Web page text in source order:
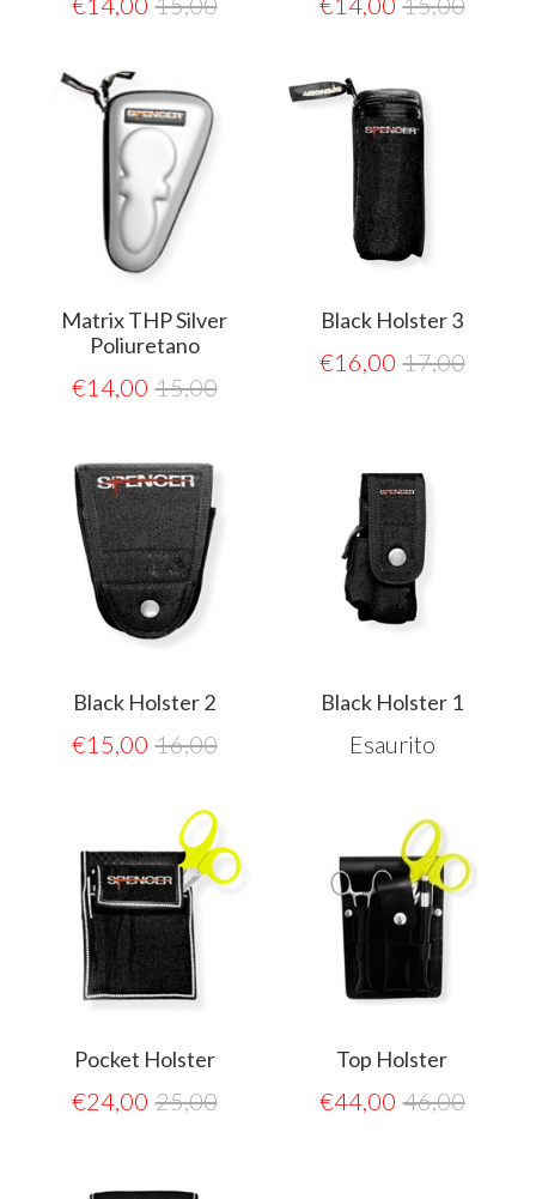
Matrix THP Silver
Poliuretano
€14,00 15,00
Black Holster 3
€16,00 17,00
Black Holster 2
€15,00 16,00
Black Holster 1
Esaurito
Pocket Holster
€24,00 25,00
Top Holster
€44,00 46,00